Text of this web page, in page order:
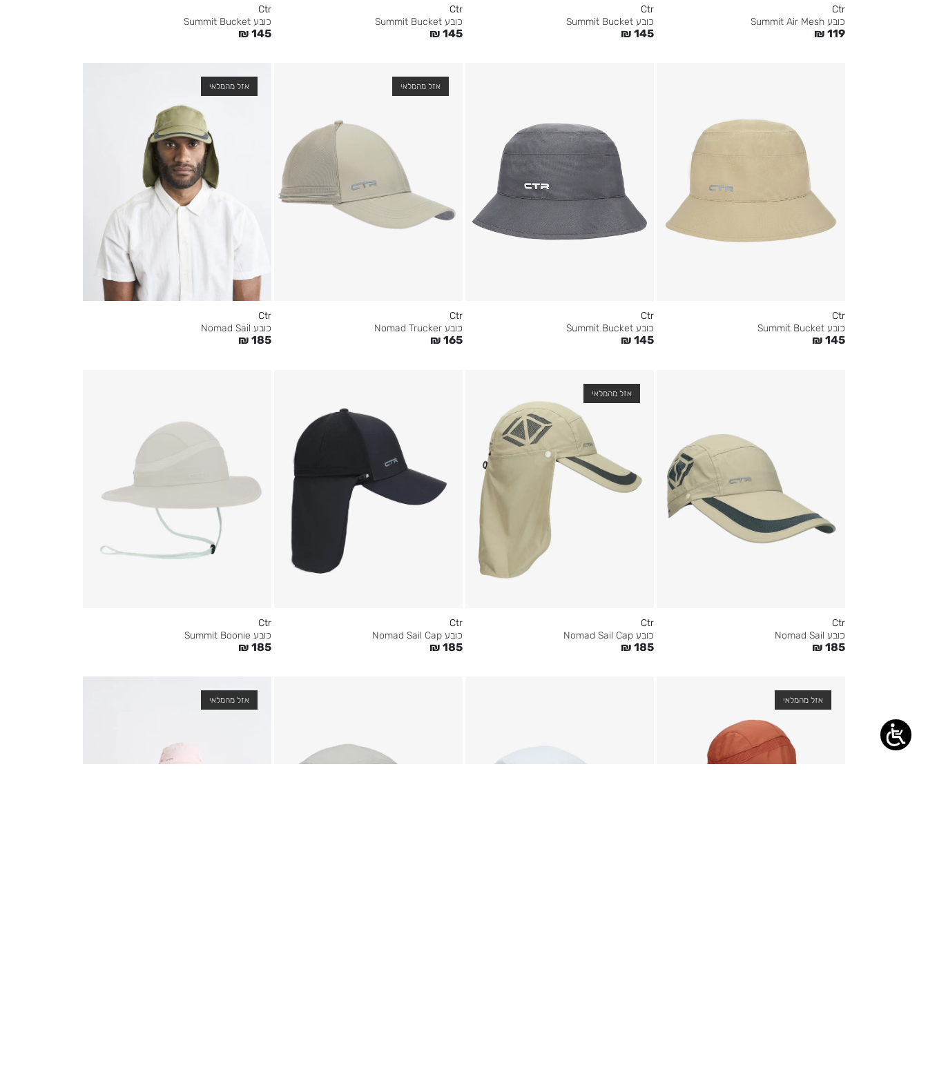
Ctr
כובע Summit Air Mesh
₪ 119
Ctr
כובע Summit Bucket
₪ 145
Ctr
כובע Summit Bucket
₪ 145
Ctr
כובע Summit Bucket
₪ 145
Ctr
כובע Summit Bucket
₪ 145
Ctr
כובע Summit Bucket
₪ 145
אזל מהמלאי
Ctr
כובע Nomad Trucker
₪ 165
אזל מהמלאי
Ctr
כובע Nomad Sail
₪ 185
Ctr
כובע Nomad Sail
₪ 185
אזל מהמלאי
Ctr
כובע Nomad Sail Cap
₪ 185
Ctr
כובע Nomad Sail Cap
₪ 185
Ctr
כובע Summit Boonie
₪ 185
אזל מהמלאי אזל מהמלאי